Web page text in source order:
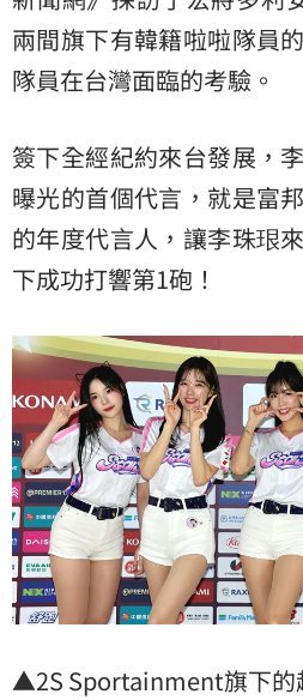
兩間旗下有韓籍啦啦隊員
隊員在台灣面臨的考驗。
簽下全經紀約來台發展，
曝光的首個代言，就是富
的年度代言人，讓李珠珢
下成功打響第1砲！
▲2S Sportainment旗下的